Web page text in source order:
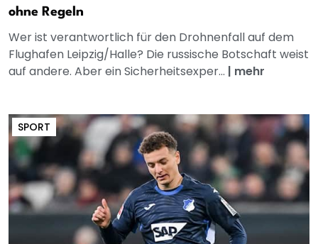
ohne Regeln
Wer ist verantwortlich für den Drohnenfall auf dem
Flughafen Leipzig/Halle? Die russische Botschaft weist
auf andere. Aber ein Sicherheitsexper... | mehr
SPORT